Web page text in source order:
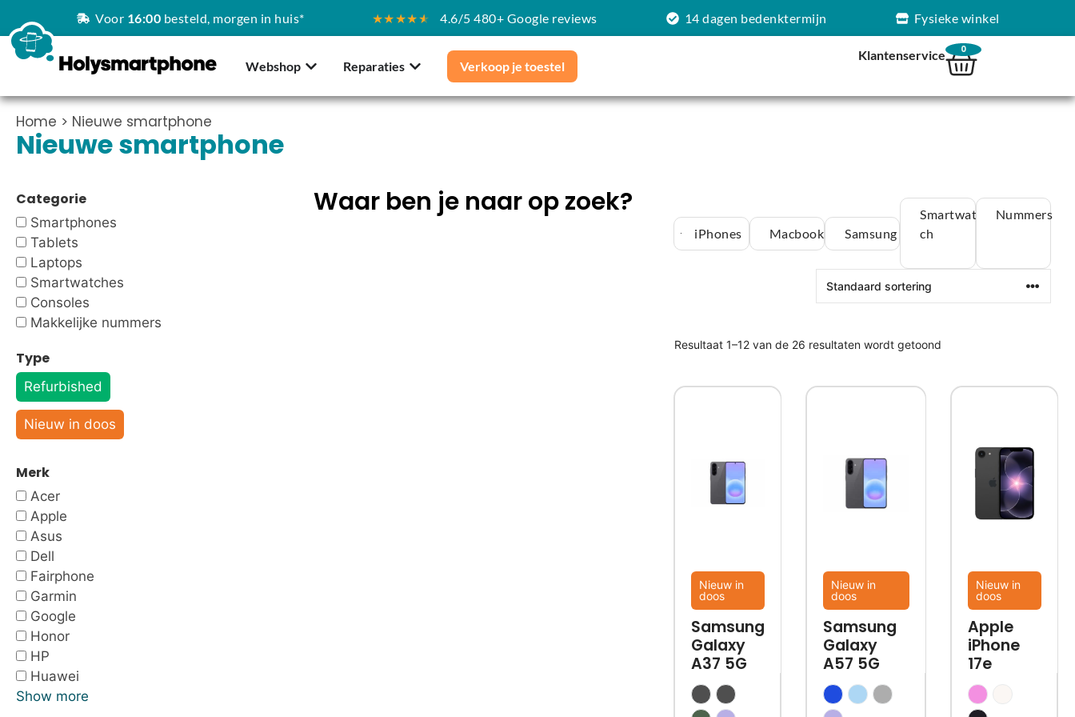
Voor 16:00 besteld, morgen in huis* ★★★★★ 4.6/5 480+ Google reviews 14 dagen bedenktermijn Fysieke winkel
Webshop Reparaties Verkoop je toestel
Klantenservice 0
Home > Nieuwe smartphone
Nieuwe smartphone
Categorie
Smartphones
Tablets
Laptops
Smartwatches
Consoles
Makkelijke nummers
Type
Refurbished
Nieuw in doos
Merk
Acer
Apple
Asus
Dell
Fairphone
Garmin
Google
Honor
HP
Huawei
Show more
Waar ben je naar op zoek?
iPhones Macbook Samsung
Smartwat
ch
Nummers
Resultaat 1–12 van de 26 resultaten wordt getoond
Nieuw in
doos
Samsung
Galaxy
A37 5G
Nieuw in
doos
Samsung
Galaxy
A57 5G
Nieuw in
doos
Apple
iPhone
17e